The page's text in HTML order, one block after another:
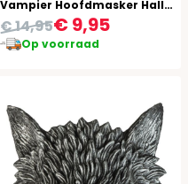
Vampier Hoofdmasker Halloween
€ 9,95
€ 14,95
Op voorraad